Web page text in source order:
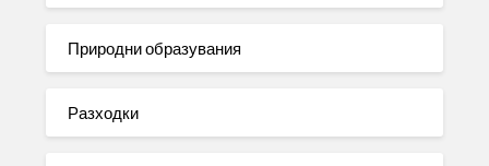
Природни образувания
Разходки